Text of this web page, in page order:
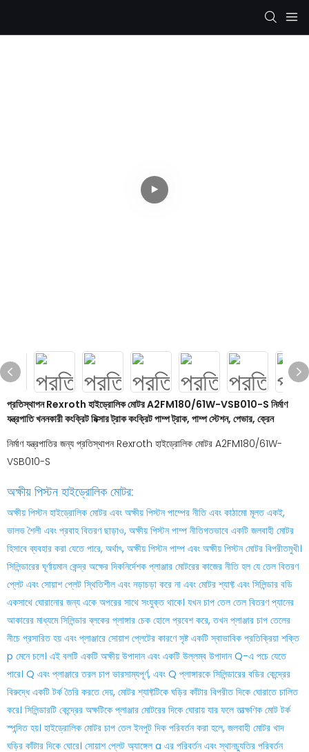
প্রতিস্থাপন Rexroth হাইড্রোলিক মোটর A2FM180/61W-VSB010-S নির্মাণ
যন্ত্রপাতি খননকারী কংক্রিট মিক্সার ট্রাক কংক্রিট পাম্প ট্রাক, পাম্প স্টেশন, পেভার, ক্রেন
নির্মাণ যন্ত্রপাতির জন্য প্রতিস্থাপন Rexroth হাইড্রোলিক মোটর A2FM180/61W-
VSB010-S
অক্ষীয় পিস্টন হাইড্রোলিক মোটর:
অক্ষীয় পিস্টন হাইড্রোলিক মোটর এবং অক্ষীয় পিস্টন পাম্পের নীতি এবং কাঠামো মূলত একই,
ভালভ শৈলী এবং প্রবাহ বিতরণ ছাড়াও, অক্ষীয় পিস্টন পাম্প নীতিগতভাবে একটি জলবাহী মোটর
হিসাবে ব্যবহার করা যেতে পারে, অর্থাৎ, অক্ষীয় পিস্টন পাম্প এবং অক্ষীয় পিস্টন মোটর বিপরীতমুখী।
সিলিন্ডারের ঘূর্ণায়মান কেন্দ্র অক্ষের দিকনির্দেশক প্লাঞ্জার মোটরের কাজের নীতি হল যে তেল বিতরণ
প্লেট এবং সোয়াশ প্লেট স্থিতিশীল এবং নড়াচড়া করে না এবং মোটর শ্যাফ্ট এবং সিলিন্ডার বডি
একসাথে ঘোরানোর জন্য একে অপরের সাথে সংযুক্ত থাকে। যখন চাপ তেল তেল বিতরণ প্যানের
আকারের মাধ্যমে সিলিন্ডার ব্লকের প্লাঙ্গার চেক হোলে প্রবেশ করে, তখন প্লাঞ্জার চাপ তেলের
নীচে প্রসারিত হয় এবং প্লাঞ্জারে সোয়াশ প্লেটের কারণে সৃষ্ট একটি স্বাভাবিক প্রতিক্রিয়া শক্তি
p মেনে চলে। এই বলটি একটি অক্ষীয় উপাদান এবং একটি উল্লম্ব উপাদান Q-এ পচে যেতে
পারে। Q এবং প্লাঞ্জারে তরল চাপ ভারসাম্যপূর্ণ, এবং Q প্লাঙ্গারকে সিলিন্ডারের বডির কেন্দ্রের
বিরুদ্ধে একটি টর্ক তৈরি করতে দেয়, মোটর শ্যাফ্টটিকে ঘড়ির কাঁটার বিপরীত দিকে ঘোরাতে চালিত
করে। সিলিন্ডারটি কেন্দ্রের অক্ষটিকে প্লাঞ্জার মোটরের দিকে ঘোরায় যার ফলে তাত্ক্ষণিক মোট টর্ক
স্পন্দিত হয়। হাইড্রোলিক মোটর চাপ তেল ইনপুট দিক পরিবর্তন করা হলে, জলবাহী মোটর খাদ
ঘড়ির কাঁটার দিকে ঘোরে। সোয়াশ প্লেট অ্যাঙ্গেল a এর পরিবর্তন এবং স্থানচ্যুতির পরিবর্তন